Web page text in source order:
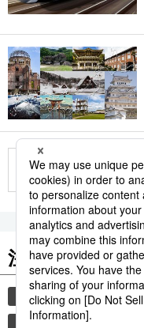
注目のキーワ
共同通信ニュース
津波
地震